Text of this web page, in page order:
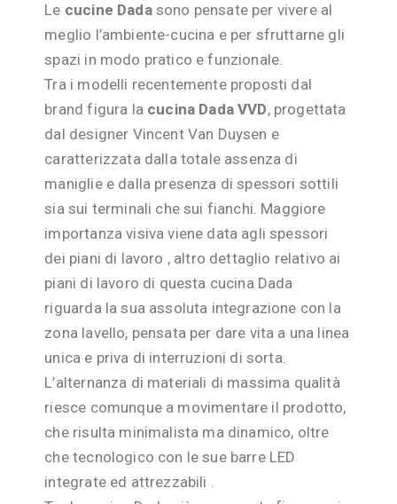
Le cucine Dadasono pensate per vivere al
meglio l’ambiente-cucina e per sfruttarne gli
spazi in modo pratico e funzionale.
Tra i modelli recentemente proposti dal
brand figura la cucina Dada VVD, progettata
dal designer Vincent Van Duysen e
caratterizzata dalla totale assenza di
maniglie e dalla presenza di spessori sottili
sia sui terminali che sui fianchi. Maggiore
importanza visiva viene data agli spessori
dei piani di lavoro , altro dettaglio relativo ai
piani di lavoro di questa cucina Dada
riguarda la sua assoluta integrazione con la
zona lavello, pensata per dare vita a una linea
unica e priva di interruzioni di sorta.
L’alternanza di materiali di massima qualità
riesce comunque a movimentare il prodotto,
che risulta minimalista ma dinamico, oltre
che tecnologico con le sue barre LED
integrate ed attrezzabili .